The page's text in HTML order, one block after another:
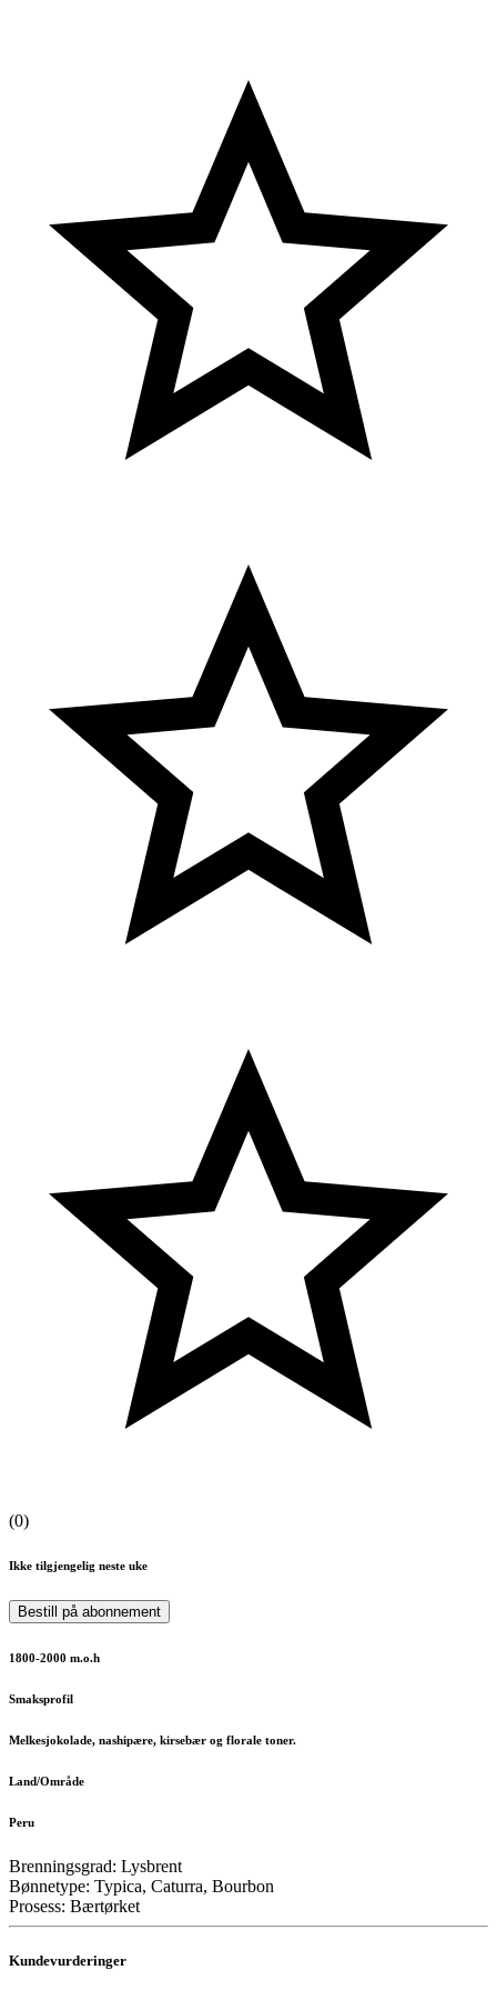
(0)
Ikke tilgjengelig neste uke
Bestill på abonnement
1800-2000 m.o.h
Smaksprofil
Melkesjokolade, nashipære, kirsebær og florale toner.
Land/Område
Peru
Brenningsgrad: Lysbrent
Bønnetype: Typica, Caturra, Bourbon
Prosess: Bærtørket
Kundevurderinger